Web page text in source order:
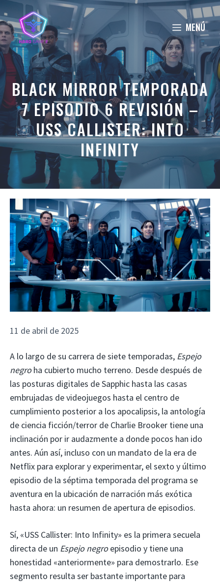
Saltar
al
contenido
MENÚ
BLACK MIRROR TEMPORADA
7 EPISODIO 6 REVISIÓN –
USS CALLISTER: INTO
INFINITY
11 de abril de 2025
A lo largo de su carrera de siete temporadas, Espejo
negroha cubierto mucho terreno. Desde después de
las posturas digitales de Sapphic hasta las casas
embrujadas de videojuegos hasta el centro de
cumplimiento posterior a los apocalipsis, la antología
de ciencia ficción/terror de Charlie Brooker tiene una
inclinación por ir audazmente a donde pocos han ido
antes. Aún así, incluso con un mandato de la era de
Netflix para explorar y experimentar, el sexto y último
episodio de la séptima temporada del programa se
aventura en la ubicación de narración más exótica
hasta ahora: un resumen de apertura de episodios.
Sí, «USS Callister: Into Infinity» es la primera secuela
directa de un Espejo negroepisodio y tiene una
honestidad «anteriormente» para demostrarlo. Ese
segmento resulta ser bastante importante para